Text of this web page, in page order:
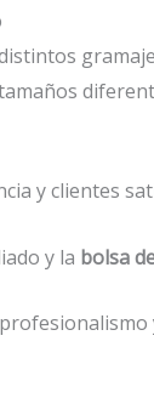
y clientes
y la bolsa